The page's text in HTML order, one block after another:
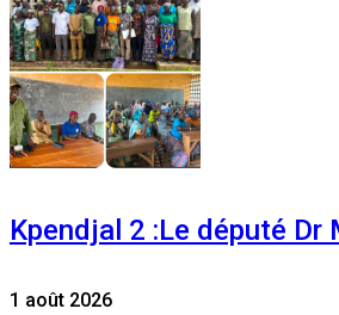
Kpendjal 2 :Le député
1 août 2026